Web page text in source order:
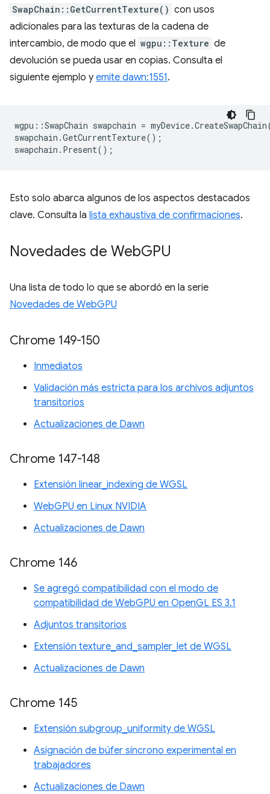
SwapChain::GetCurrentTexture() con usos
adicionales para las texturas de la cadena de
intercambio, de modo que el wgpu::Texture de
devolución se pueda usar en copias. Consulta el
siguiente ejemplo y emite dawn:1551.
wgpu ::SwapChain swapchain = myDevice.CreateSwapChain
swapchain .GetCurrentTexture();
swapchain . Present();
Esto solo abarca algunos de los aspectos destacados
clave. Consulta la lista exhaustiva de confirmaciones.
Novedades de WebGPU
Una lista de todo lo que se abordó en la serie
Novedades de WebGPU
Chrome 149-150
Inmediatos
Validación más estricta para los archivos adjuntos
transitorios
Actualizaciones de Dawn
Chrome 147-148
Extensión linear_indexing de WGSL
WebGPU en Linux NVIDIA
Actualizaciones de Dawn
Chrome 146
Se agregó compatibilidad con el modo de
compatibilidad de WebGPU en OpenGL ES 3.1
Adjuntos transitorios
Extensión texture_and_sampler_let de WGSL
Actualizaciones de Dawn
Chrome 145
Extensión subgroup_uniformity de WGSL
Asignación de búfer síncrono experimental en
trabajadores
Actualizaciones de Dawn